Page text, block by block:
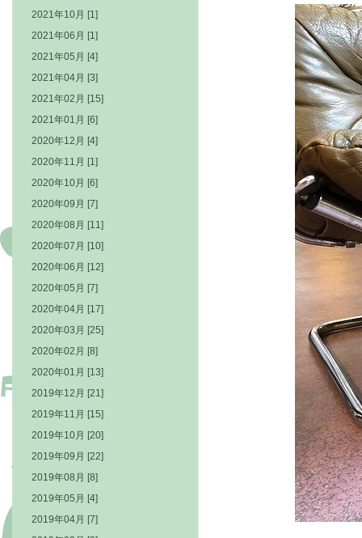
2021年10月 [1]
2021年06月 [1]
2021年05月 [4]
2021年04月 [3]
2021年02月 [15]
2021年01月 [6]
2020年12月 [4]
2020年11月 [1]
2020年10月 [6]
2020年09月 [7]
2020年08月 [11]
2020年07月 [10]
2020年06月 [12]
2020年05月 [7]
2020年04月 [17]
2020年03月 [25]
2020年02月 [8]
2020年01月 [13]
2019年12月 [21]
2019年11月 [15]
2019年10月 [20]
2019年09月 [22]
2019年08月 [8]
2019年05月 [4]
2019年04月 [7]